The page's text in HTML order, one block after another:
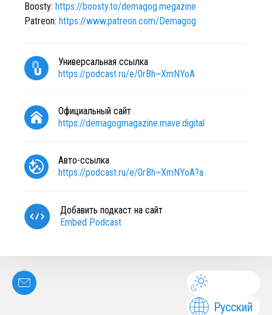
Boosty: https://boosty.to/demagog.megazine
Patreon: https://www.patreon.com/Demagog
Универсальная ссылка
https://podcast.ru/e/0rBh~XmNYoA
Официальный сайт
https://demagogmagazine.mave.digital
Авто-ссылка
https://podcast.ru/e/0rBh~XmNYoA?a
Добавить подкаст на сайт
Embed Podcast
Русский